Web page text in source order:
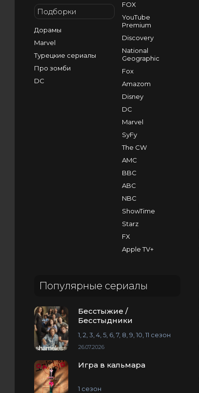
Подборки
Дорамы
Marvel
Турецкие сериалы
Про зомби
DC
FOX
YouTube
Premium
Discovery
National
Geographic
Fox
Amazom
Disney
DC
Marvel
SyFy
The CW
AMC
BBC
ABC
NBC
ShowTime
Starz
FX
Apple TV+
Популярные сериалы
Бесстыжие /
Бесстыдники
1, 2, 3, 4, 5, 6, 7, 8, 9, 10, 11 сезон
26.07.2026
Игра в кальмара
1 сезон